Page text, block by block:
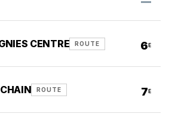
CENTRE ROUTE 6 E
ROUTE 7 E